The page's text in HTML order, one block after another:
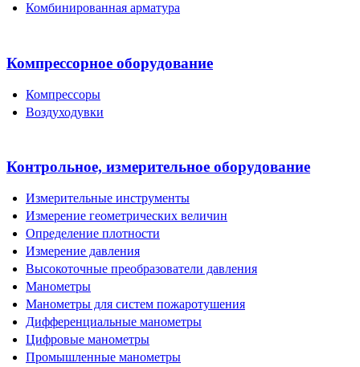
Комбинированная арматура
Компрессорное оборудование
Компрессоры
Воздуходувки
Контрольное, измерительное оборудование
Измерительные инструменты
Измерение геометрических величин
Определение плотности
Измерение давления
Высокоточные преобразователи давления
Манометры
Манометры для систем пожаротушения
Дифференциальные манометры
Цифровые манометры
Промышленные манометры